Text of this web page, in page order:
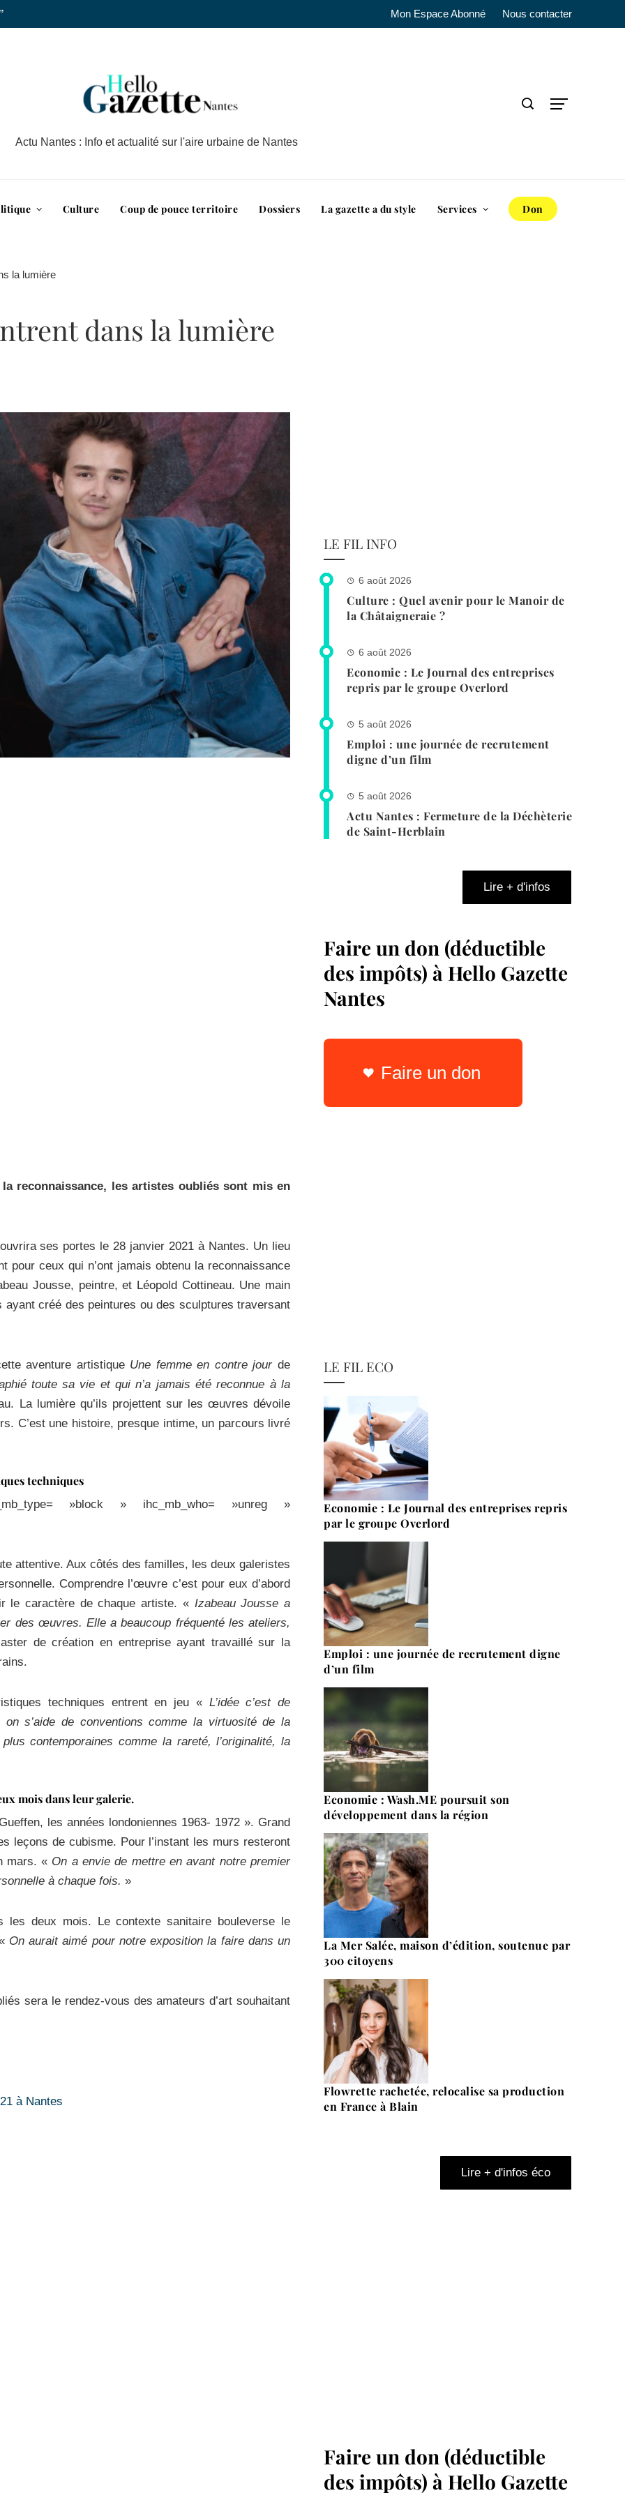
Mon Espace Abonné Nous contacter
Actu Nantes : Info et actualité sur l'aire urbaine de Nantes
Culture Coup de pouce territoire Dossiers La gazette a du style Services Don
la lumière
dans la lumière
reconnaissance, les artistes oubliés sont mis en
ses portes le 28 janvier 2021 à Nantes. Un lieu
ceux qui n’ont jamais obtenu la reconnaissance
Jousse, peintre, et Léopold Cottineau. Une main
créé des peintures ou des sculptures traversant
aventure artistique Une femme en contre jourde
toute sa vie et qui n’a jamais été reconnue à la
La lumière qu’ils projettent sur les œuvres dévoile
C’est une histoire, presque intime, un parcours livré
techniques
»block » ihc_mb_who= »unreg »
attentive. Aux côtés des familles, les deux galeristes
Comprendre l’œuvre c’est pour eux d’abord
le caractère de chaque artiste. « Izabeau Jousse a
des œuvres. Elle a beaucoup fréquenté les ateliers,
de création en entreprise ayant travaillé sur la
techniques entrent en jeu « L’idée c’est de
s’aide de conventions comme la virtuosité de la
contemporaines comme la rareté, l’originalité, la
mois dans leur galerie.
les années londoniennes 1963- 1972 ». Grand
leçons de cubisme. Pour l’instant les murs resteront
mars. « On a envie de mettre en avant notre premier
à chaque fois. »
les deux mois. Le contexte sanitaire bouleverse le
On aurait aimé pour notre exposition la faire dans un
sera le rendez-vous des amateurs d’art souhaitant
à Nantes
LE FIL INFO
6 août 2026
Culture : Quel avenir pour le Manoir de
la Châtaigneraie ?
6 août 2026
Economie : Le Journal des entreprises
repris par le groupe Overlord
5 août 2026
Emploi : une journée de recrutement
digne d’un film
5 août 2026
Actu Nantes : Fermeture de la Déchèterie
de Saint-Herblain
Lire + d'infos
Faire un don (déductible
des impôts) à Hello Gazette
Nantes
Faire un don
LE FIL ECO
Economie : Le Journal des entreprises repris
par le groupe Overlord
Emploi : une journée de recrutement digne
d’un film
Economie : Wash.ME poursuit son
développement dans la région
La Mer Salée, maison d’édition, soutenue par
300 citoyens
Flowrette rachetée, relocalise sa production
en France à Blain
Lire + d'infos éco
Faire un don (déductible
des impôts) à Hello Gazette